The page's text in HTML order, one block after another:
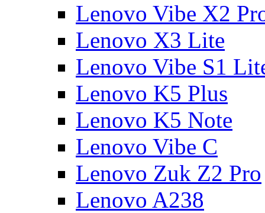
Lenovo Vibe X2
Lenovo X3 Lite
Lenovo Vibe S1
Lenovo K5 Plus
Lenovo K5 Note
Lenovo Vibe C
Lenovo Zuk Z2 Pro
Lenovo A238